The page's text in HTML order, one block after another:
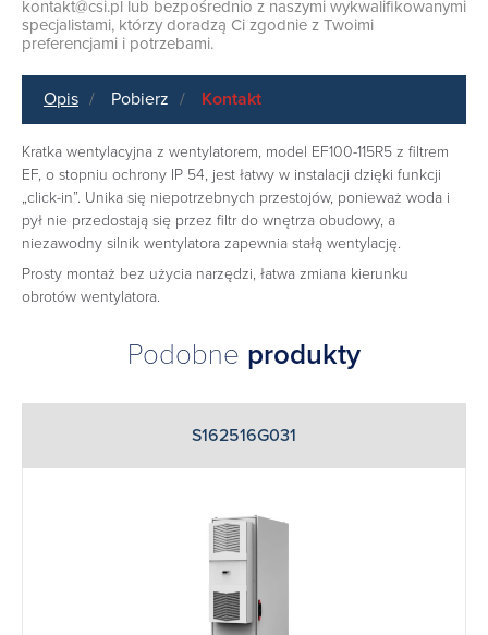
kontakt@csi.pl lub bezpośrednio z naszymi wykwalifikowanymi
specjalistami, którzy doradzą Ci zgodnie z Twoimi
preferencjami i potrzebami.
Opis Pobierz Kontakt
Kratka wentylacyjna z wentylatorem, model EF100-115R5 z filtrem
EF, o stopniu ochrony IP 54, jest łatwy w instalacji dzięki funkcji
„click-in”. Unika się niepotrzebnych przestojów, ponieważ woda i
pył nie przedostają się przez filtr do wnętrza obudowy, a
niezawodny silnik wentylatora zapewnia stałą wentylację.
Prosty montaż bez użycia narzędzi, łatwa zmiana kierunku
obrotów wentylatora.
Podobne produkty
S162516G031